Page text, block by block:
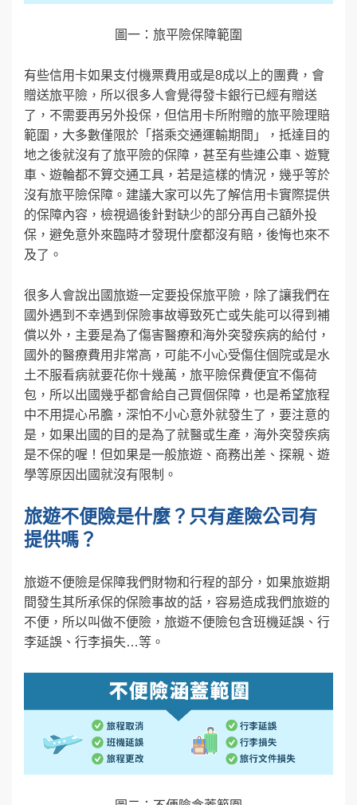
圖一：旅平險保障範圍
有些信用卡如果支付機票費用或是8成以上的團費，會
贈送旅平險，所以很多人會覺得發卡銀行已經有贈送
了，不需要再另外投保，但信用卡所附贈的旅平險理賠
範圍，大多數僅限於「搭乘交通運輸期間」，抵達目的
地之後就沒有了旅平險的保障，甚至有些連公車、遊覽
車、遊輪都不算交通工具，若是這樣的情況，幾乎等於
沒有旅平險保障。建議大家可以先了解信用卡實際提供
的保障內容，檢視過後針對缺少的部分再自己額外投
保，避免意外來臨時才發現什麼都沒有賠，後悔也來不
及了。
很多人會說出國旅遊一定要投保旅平險，除了讓我們在
國外遇到不幸遇到保險事故導致死亡或失能可以得到補
償以外，主要是為了傷害醫療和海外突發疾病的給付，
國外的醫療費用非常高，可能不小心受傷住個院或是水
土不服看病就要花你十幾萬，旅平險保費便宜不傷荷
包，所以出國幾乎都會給自己買個保障，也是希望旅程
中不用提心吊膽，深怕不小心意外就發生了，要注意的
是，如果出國的目的是為了就醫或生產，海外突發疾病
是不保的喔！但如果是一般旅遊、商務出差、探親、遊
學等原因出國就沒有限制。
旅遊不便險是什麼？只有產險公司有
提供嗎？
旅遊不便險是保障我們財物和行程的部分，如果旅遊期
間發生其所承保的保險事故的話，容易造成我們旅遊的
不便，所以叫做不便險，旅遊不便險包含班機延誤、行
李延誤、行李損失…等。